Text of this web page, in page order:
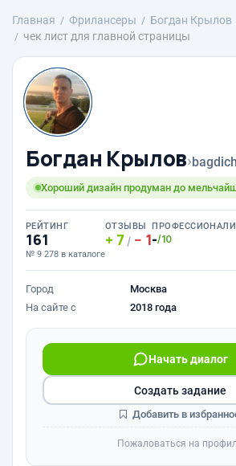
Главная Фрилансеры Богдан Крылов
чек лист для главной страницы
Богдан Крылов›bagdich
Хороший дизайн продуман до
РЕЙТИНГ
161
№ 9 278 в каталоге
ОТЗЫВЫ
7 / 1-/10
Город
Москва
На сайте с
2018 года
Начать диалог
Создать задание
Добавить в
Пожаловаться на